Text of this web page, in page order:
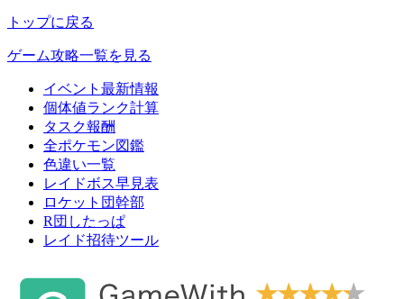
トップに戻る
ゲーム攻略一覧を見る
イベント最新情報
個体値ランク計算
タスク報酬
全ポケモン図鑑
色違い一覧
レイドボス早見表
ロケット団幹部
R団したっぱ
レイド招待ツール